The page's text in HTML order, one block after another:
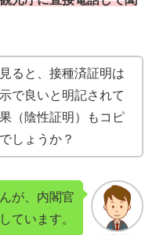
ると、接種済証明は
で良いと明記されて
（陰性証明）もコピ
しょうか？
が、内閣官
ています。